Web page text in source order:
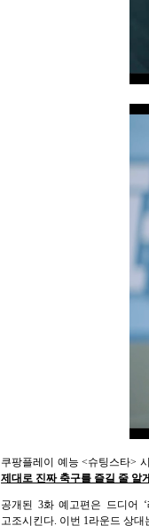
쿠팡플레이 예능 <슈팅스타>
제대로 진짜 축구를 즐길 줄 알
공개된 3화 예고편은 드디어
고조시킨다. 이번 1라운드 상